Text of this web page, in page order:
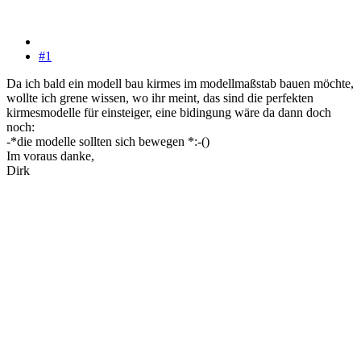
#1
Da ich bald ein modell bau kirmes im modellmaßstab bauen möchte,
wollte ich grene wissen, wo ihr meint, das sind die perfekten
kirmesmodelle für einsteiger, eine bidingung wäre da dann doch
noch:
-*die modelle sollten sich bewegen *:-()
Im voraus danke,
Dirk